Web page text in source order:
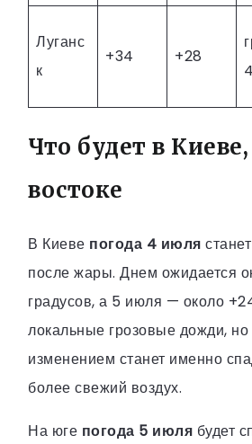
Луганс
к
+34 +28
Что будет в
востоке
В Киеве погода 4 июля
после жары. Днем ожидается
градусов, а 5 июля — около
локальные грозовые дожди,
изменением станет именно
более свежий воздух.
На юге погода 5 июля будет